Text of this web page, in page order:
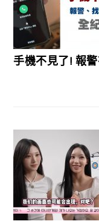
手機不見了! 報